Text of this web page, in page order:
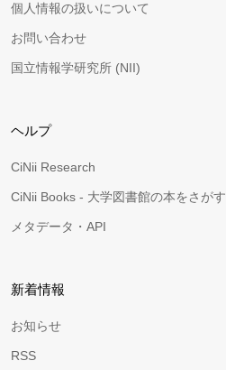
個人情報の扱いについて
お問い合わせ
国立情報学研究所 (NII)
ヘルプ
CiNii Research
CiNii Books - 大学図書館の本をさがす
メタデータ・API
新着情報
お知らせ
RSS